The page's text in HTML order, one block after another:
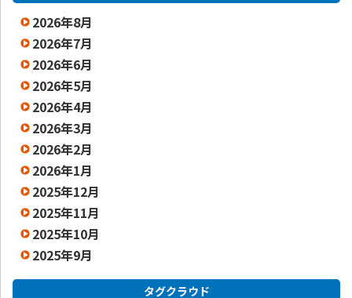
2026年8月
2026年7月
2026年6月
2026年5月
2026年4月
2026年3月
2026年2月
2026年1月
2025年12月
2025年11月
2025年10月
2025年9月
タグクラウド